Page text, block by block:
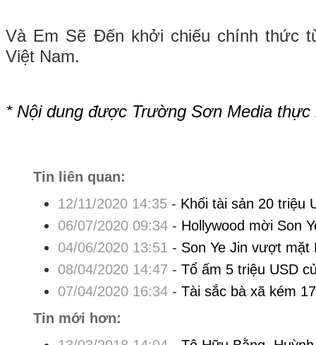
Và Em Sẽ Đến khởi chiếu chính thức
Việt Nam.
* Nội dung được Trường Sơn Media thực
Tin liên quan:
12/11/2020 14:35- Khối tài sản 20 triệu
06/07/2020 09:34- Hollywood mời Son
04/06/2020 13:51 - Son Ye Jin vượt mặt
08/04/2020 14:47 - Tổ ấm 5 triệu USD
07/04/2020 16:34- Tài sắc bà xã kém
Tin mới hơn: